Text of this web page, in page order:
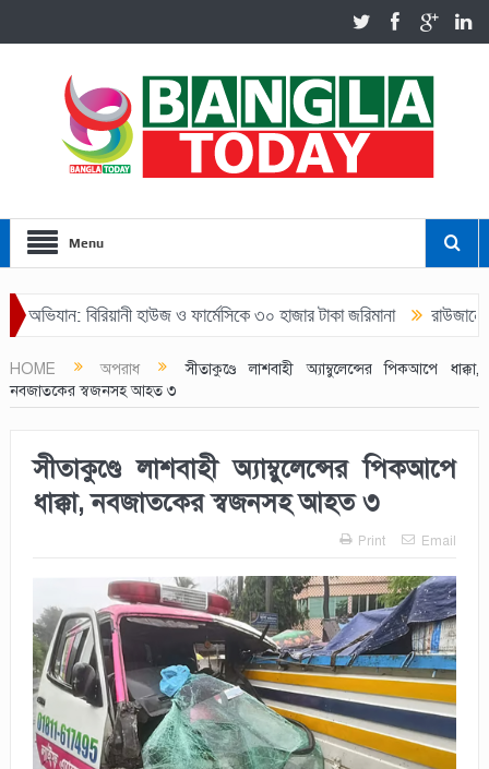
Menu
বিরিয়ানী হাউজ ও ফার্মেসিকে ৩০ হাজার টাকা জরিমানা রাউজানে
HOME অপরাধ
সীতাকুণ্ডে লাশবাহী অ্যাম্বুলেন্সের পিকআপে ধাক্কা,
নবজাতকের স্বজনসহ আহত ৩
সীতাকুণ্ডে লাশবাহী অ্যাম্বুলেন্সের পিকআপে
ধাক্কা, নবজাতকের স্বজনসহ আহত ৩
Print Email